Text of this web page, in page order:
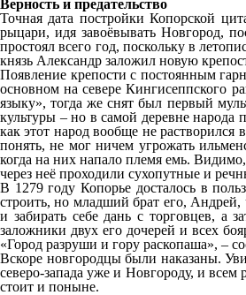
Верность и предательство
Точная дата постройки Копорской
рыцари, идя завоёвывать Новгород,
простоял всего год, поскольку в
князь Александр заложил новую
Появление крепости с постоянным
основном на севере Кингисеппского
языку», тогда же снят был первый
культуры – но в самой деревне народа
как этот народ вообще не
понять, не мог ничем угрожать
когда на них напало племя емь. Видимо,
через неё проходили сухопутные и
В 1279 году Копорье досталось в
строить, но младший брат его, Андрей,
и забирать себе дань с торговцев,
заложники двух его дочерей и всех
«Город разруши и гору раскопаша», –
Вскоре новгородцы были наказаны.
северо-запада уже и Новгороду, и
стоит и поныне.